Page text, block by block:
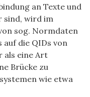
an Texte und
sind, wird im
sog. Normdaten
auf die QIDs von
als eine Art
Brücke zu
wie etwa